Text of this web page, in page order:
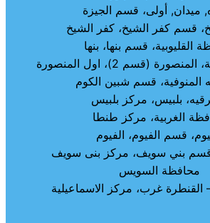
ميدان, أولى، قسم الجيزة
قسم كفر الشيخ، كفر الشيخ
القليوبية، قسم بنها، بنها
(قسم 2)، اول المنصورة
المنوفية، قسم شبين الكوم
بلبيس، مركز بلبيس
الغربية، مركز طنطا
قسم الفيوم، الفيوم
بني سويف، مركز بنى سويف
محافظة السويس
القنطرة غرب، مركز الاسماعيلية